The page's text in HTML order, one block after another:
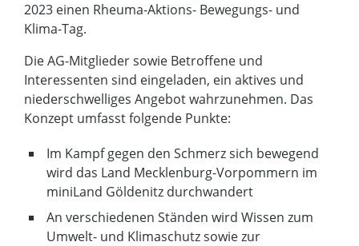
2023 einen Rheuma-Aktions- Bewegungs- und
Klima-Tag.
Die AG-Mitglieder sowie Betroffene und
Interessenten sind eingeladen, ein aktives und
niederschwelliges Angebot wahrzunehmen. Das
Konzept umfasst folgende Punkte:
Im Kampf gegen den Schmerz sich bewegend
wird das Land Mecklenburg-Vorpommern im
miniLand Göldenitz durchwandert
An verschiedenen Ständen wird Wissen zum
Umwelt- und Klimaschutz sowie zur